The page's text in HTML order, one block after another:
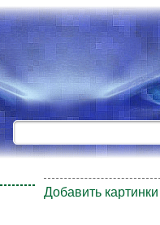
Добавить картинки